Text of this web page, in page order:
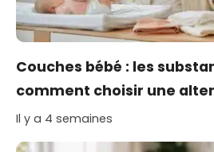
Couches bébé : les
comment choisir une
Il y a 4 semaines